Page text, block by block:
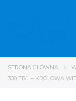
STRONA GŁÓWNA
300 TBL – KRÓLOWA